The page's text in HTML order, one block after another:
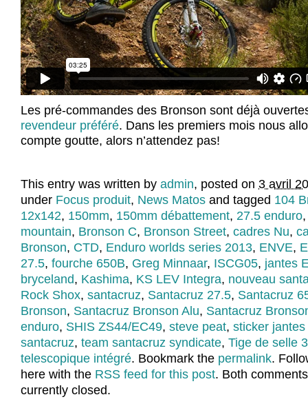
Les pré-commandes des Bronson sont déjà
revendeur préféré. Dans les premiers mois nous
compte goutte, alors n’attendez pas!
This entry was written by admin, posted on 3 avril
under Focus produit, News Matos and tagged 104
12x142, 150mm, 150mm débattement, 27.5 enduro
mountain, Bronson C, Bronson Street, cadres Nu,
Bronson, CTD, Enduro worlds series 2013, ENVE,
27.5, fourche 650B, Greg Minnaar, ISCG05, jantes
bryceland, Kashima, KS LEV Integra, nouveau
Rock Shox, santacruz, Santacruz 27.5, Santacruz
Bronson, Santacruz Bronson Alu, Santacruz
enduro, SHIS ZS44/EC49, steve peat, sticker
santacruz, team santacruz syndicate, Tige de selle
telescopique intégré. Bookmark the permalink.
here with the RSS feed for this post. Both
currently closed.